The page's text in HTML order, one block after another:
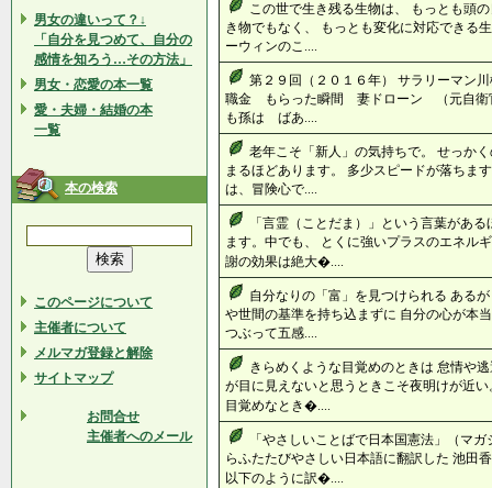
男女の違いって？↓
「自分を見つめて、自分の
感情を知ろう…その方法」
男女・恋愛の本一覧
愛・夫婦・結婚の本
一覧
本の検索
このページについて
主催者について
メルマガ登録と解除
サイトマップ
お問合せ
主催者へのメール
この世で生き残る生物は、 もっとも頭
き物でもなく、 もっとも変化
ーウィンのこ....
第２９回（２０１６年） サラリーマ
職金 もらった瞬間 妻ドローン （元自
も孫は ばあ....
老年こそ「新人」の気持ちで。 せっか
まるほどあります。 多少スピードが落ちま
は、冒険心で....
「言霊（ことだま）」という言葉があ
ます。中でも、 とくに強いプラスのエネル
謝の効果は絶大�....
自分なりの「富」を見つけられる ある
や世間の基準を持ち込まずに 自分の心が本
つぶって五感....
きらめくような目覚めのときは 怠情や
が目に見えないと思うときこそ夜明けが近
目覚めなとき�....
「やさしいことばで日本国憲法」（マ
らふたたびやさしい日本語に翻訳した 池田
以下のように訳�....